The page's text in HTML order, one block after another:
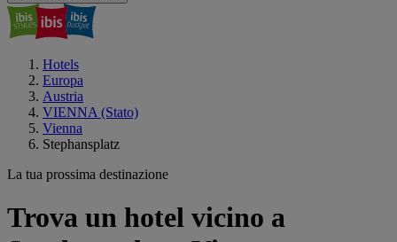
Hotels
Europa
Austria
VIENNA (Stato)
Vienna
Stephansplatz
La tua prossima destinazione
Trova un hotel vicino a